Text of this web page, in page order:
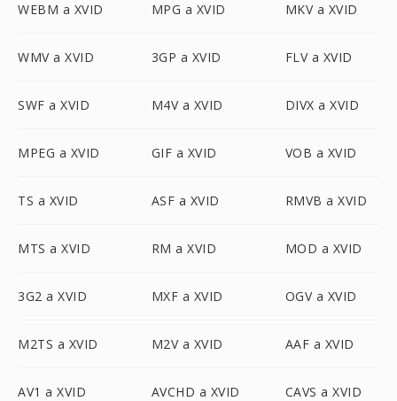
WEBM a XVID MPG a XVID MKV a XVID
WMV a XVID 3GP a XVID FLV a XVID
SWF a XVID M4V a XVID DIVX a XVID
MPEG a XVID GIF a XVID VOB a XVID
TS a XVID ASF a XVID RMVB a XVID
MTS a XVID RM a XVID MOD a XVID
3G2 a XVID MXF a XVID OGV a XVID
M2TS a XVID M2V a XVID AAF a XVID
AV1 a XVID AVCHD a XVID CAVS a XVID